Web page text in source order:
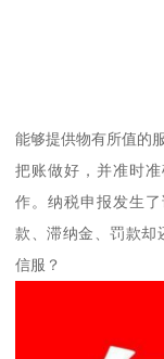
能够提供物有所值的
把账做好，并准时
作。纳税申报发生
款、滞纳金、罚款却
信服？